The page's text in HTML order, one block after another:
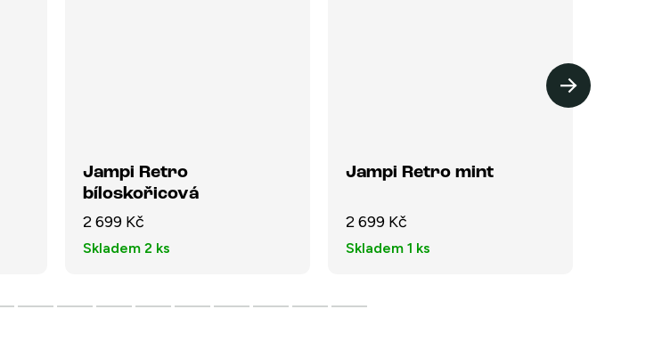
Jampi Retro
bíloskořicová
2 699 Kč
Skladem 2 ks
Jampi Retro mint
2 699 Kč
Skladem 1 ks